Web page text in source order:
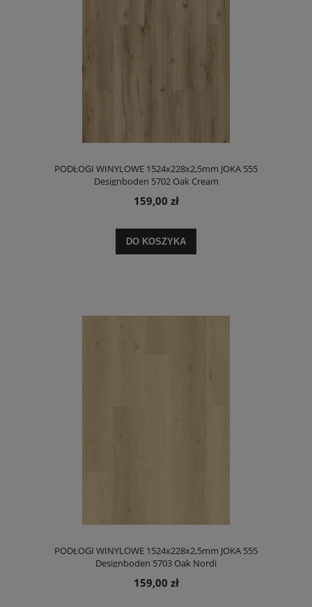
PODŁOGI WINYLOWE 1524x228x2,5mm JOKA 555
Designboden 5702 Oak Cream
159,00 zł
DO KOSZYKA
PODŁOGI WINYLOWE 1524x228x2,5mm JOKA 555
Designboden 5703 Oak Nordi
159,00 zł